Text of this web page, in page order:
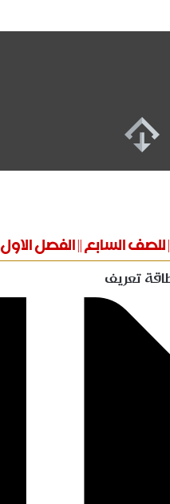
السابع || الفصل الاول 2023
تعريف